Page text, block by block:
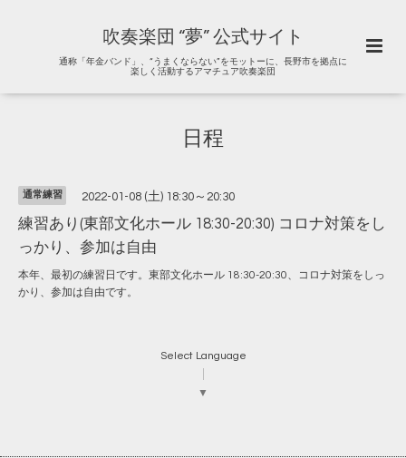
吹奏楽団 “夢” 公式サイト
通称「年金バンド」、“うまくならない”をモットーに、長野市を拠点に
楽しく活動するアマチュア吹奏楽団
日程
通常練習 2022-01-08 (土) 18:30～20:30
練習あり(東部文化ホール 18:30-20:30) コロナ対策をし
っかり、参加は自由
本年、最初の練習日です。東部文化ホール 18:30-20:30、コロナ対策をしっ
かり、参加は自由です。
Select Language
▼